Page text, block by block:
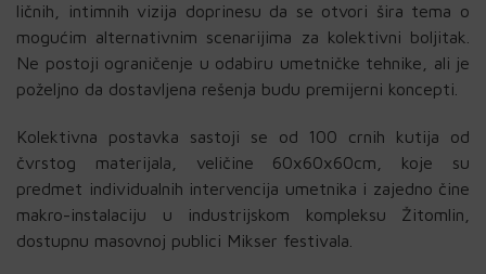
ličnih, intimnih vizija doprinesu da se otvori šira tema o
mogućim alternativnim scenarijima za kolektivni boljitak.
Ne postoji ograničenje u odabiru umetničke tehnike, ali je
poželjno da dostavljena rešenja budu premijerni koncepti.
Kolektivna postavka sastoji se od 100 crnih kutija od
čvrstog materijala, veličine 60x60x60cm, koje su
predmet individualnih intervencija umetnika i zajedno čine
makro-instalaciju u industrijskom kompleksu Žitomlin,
dostupnu masovnoj publici Mikser festivala.